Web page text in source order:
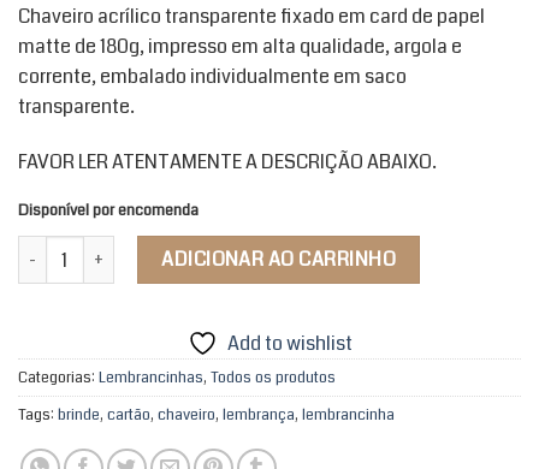
Chaveiro acrílico transparente fixado em card de papel
matte de 180g, impresso em alta qualidade, argola e
corrente, embalado individualmente em saco
transparente.
FAVOR LER ATENTAMENTE A DESCRIÇÃO ABAIXO.
Disponível por encomenda
Chaveiro Acrílico Meu Ori quantidade
ADICIONAR AO CARRINHO
Add to wishlist
Categorias: Lembrancinhas, Todos os produtos
Tags: brinde, cartão, chaveiro, lembrança, lembrancinha